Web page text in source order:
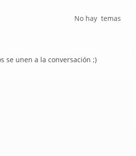
No hay temas
se unen a la conversación ;)